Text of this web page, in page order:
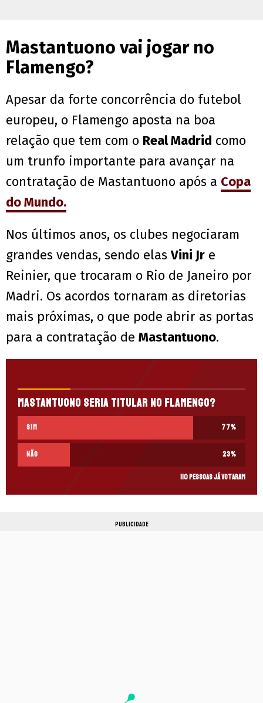
Mastantuono vai jogar no
Flamengo?
Apesar da forte concorrência do futebol
europeu, o Flamengo aposta na boa
relação que tem com o Real Madrid como
um trunfo importante para avançar na
contratação de Mastantuono após a Copa
do Mundo.
Nos últimos anos, os clubes negociaram
grandes vendas, sendo elasVini Jr e
Reinier, que trocaram o Rio de Janeiro por
Madri. Os acordos tornaram as diretorias
mais próximas, o que pode abrir as portas
para a contratação de Mastantuono.
Mastantuono seria titular no Flamengo?
Sim 77%
Não 23%
110 pessoas já votaram
PUBLICIDADE